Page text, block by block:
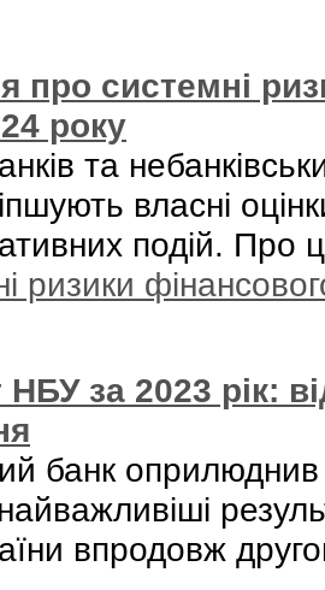
про системні
року
та
власні
подій. Про
ризики
НБУ за 2023 рік:
банк
впродовж